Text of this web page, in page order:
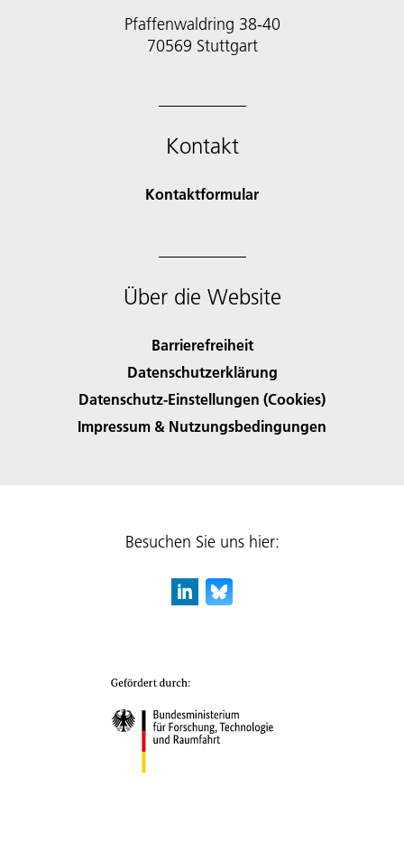
Pfaffenwaldring 38-40
70569 Stuttgart
Kontakt
Kontaktformular
Über die Website
Barrierefreiheit
Datenschutzerklärung
Datenschutz-Einstellungen (Cookies)
Impressum & Nutzungsbedingungen
Besuchen Sie uns hier: